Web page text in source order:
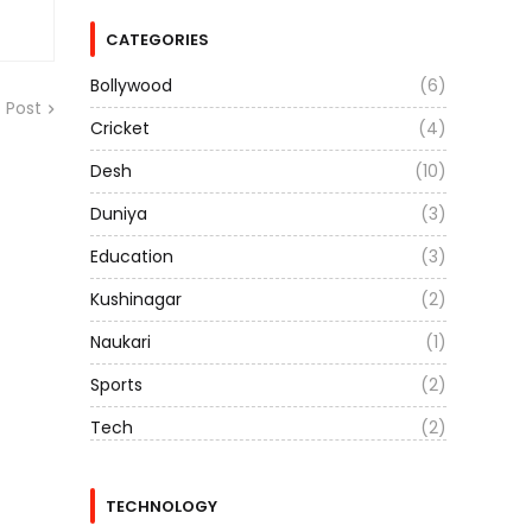
Post
CATEGORIES
Bollywood
(6)
Cricket
(4)
Desh
(10)
Duniya
(3)
Education
(3)
Kushinagar
(2)
Naukari
(1)
Sports
(2)
Tech
(2)
TECHNOLOGY